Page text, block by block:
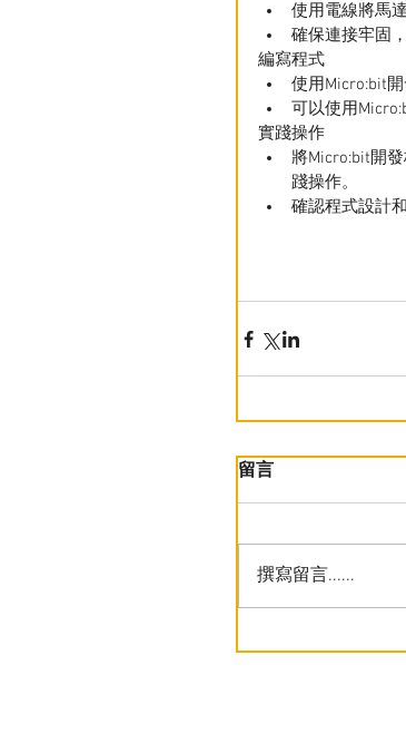
使用電線將馬
確保連接牢固
編寫程式
使用Micro:bit
可以使用
實踐操作
將Micro:bit開
踐操作。
確認程式設計
留言
撰寫留言......